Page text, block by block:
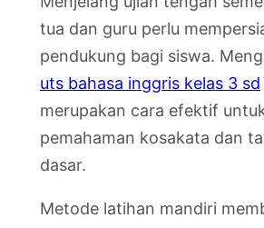
tua dan guru perlu
pendukung bagi siswa.
uts bahasa inggris kelas 3 sd
merupakan cara efektif
pemahaman kosakata dan
dasar.
Metode latihan mandiri